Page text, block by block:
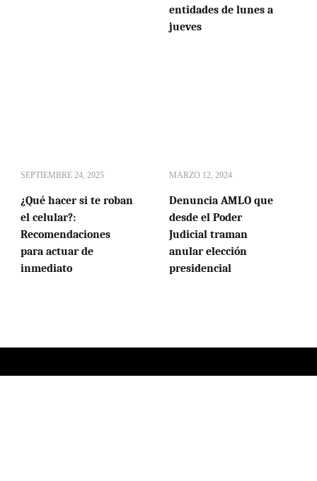
entidades de lunes a
jueves
SEPTIEMBRE 24, 2025
¿Qué hacer si te roban
el celular?:
Recomendaciones
para actuar de
inmediato
MARZO 12, 2024
Denuncia AMLO que
desde el Poder
Judicial traman
anular elección
presidencial